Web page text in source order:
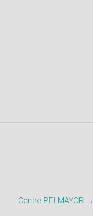
Centre PEI MAYOR →